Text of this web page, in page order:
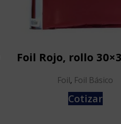
Foil Rojo, rollo
Foil, Foil Básico
Cotizar